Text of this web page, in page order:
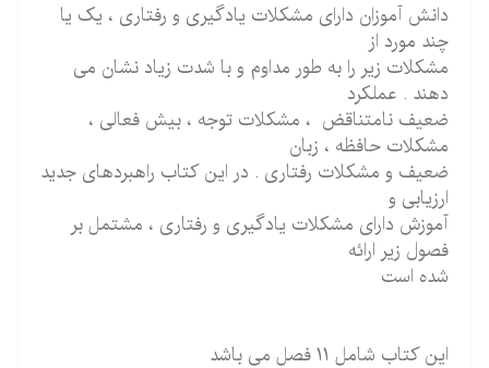
دانش آموزان دارای مشکلات یادگیری و رفتاری ، یک یا
چند مورد از
مشکلات زیر را به طور مداوم و با شدت زیاد نشان می
دهند . عملکرد
ضعیف نامتناقض ، مشکلات توجه ، بیش فعالی ،
مشکلات حافظه ، زبان
ضعیف و مشکلات رفتاری . در این کتاب راهبردهای جدید
ارزیابی و
آموزش دارای مشکلات یادگیری و رفتاری ، مشتمل بر
فصول زیر ارائه
شده است
این کتاب شامل 11 فصل می باشد